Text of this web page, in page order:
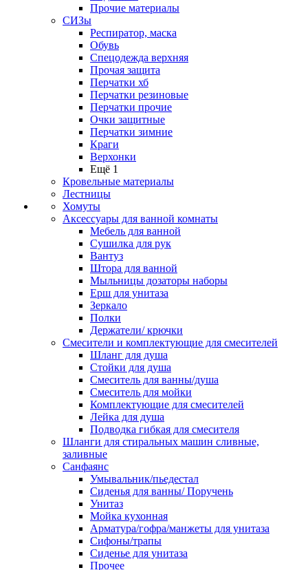
Прочие материалы
СИЗы
Респиратор, маска
Обувь
Спецодежда верхняя
Прочая защита
Перчатки хб
Перчатки резиновые
Перчатки прочие
Очки защитные
Перчатки зимние
Краги
Верхонки
Ещё 1
Кровельные материалы
Лестницы
Хомуты
Аксессуары для ванной комнаты
Мебель для ванной
Сушилка для рук
Вантуз
Штора для ванной
Мыльницы дозаторы наборы
Ерш для унитаза
Зеркало
Полки
Держатели/ крючки
Смесители и комплектующие для смесителей
Шланг для душа
Стойки для душа
Смеситель для ванны/душа
Смеситель для мойки
Комплектующие для смесителей
Лейка для душа
Подводка гибкая для смесителя
Шланги для стиральных машин сливные,
заливные
Санфаянс
Умывальник/пьедестал
Сиденья для ванны/ Поручень
Унитаз
Мойка кухонная
Арматура/гофра/манжеты для унитаза
Сифоны/трапы
Сиденье для унитаза
Прочее